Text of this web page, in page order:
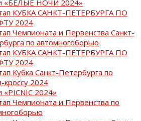
«БЕЛЫЕ НОЧИ 2024»
КУБКА САНКТ-ПЕТЕРБУРГА ПО
2024
Чемпионата и Первенства Санкт-
по автомногоборью
КУБКА САНКТ-ПЕТЕРБУРГА ПО
2024
Кубка Санкт-Петербурга по
кроссу 2024
«PICNIC 2024»
Чемпионата и Первенства по